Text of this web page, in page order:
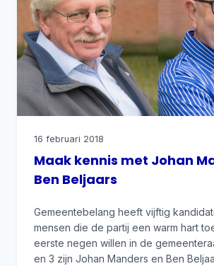
altijd!
Maak kennis met Johan
Ben Beljaars
16 februari 2018
Gemeentebelang heeft vijftig
mensen die de partij een warm hart
eerste negen willen in de
en 3 zijn Johan Manders en Ben